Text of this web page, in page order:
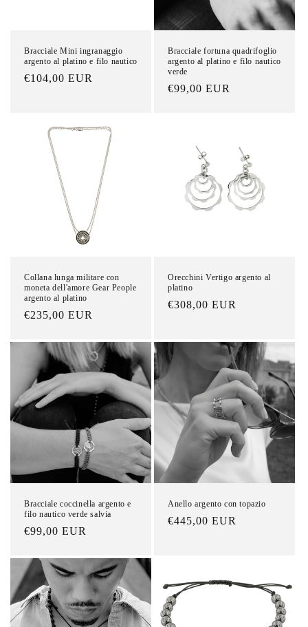
Bracciale Mini ingranaggio
argento al platino e filo nautico
Prezzo
€104,00 EUR
Bracciale fortuna quadrifoglio
argento al platino e filo nautico
verde
Prezzo
€99,00 EUR
Collana lunga militare con
moneta dell'amore Gear People
argento al platino
Prezzo
listino
€235,00 EUR
Orecchini Vertigo argento al
platino
Prezzo
€308,00 EUR
Bracciale coccinella argento e
filo nautico verde salvia
Prezzo
listino
€99,00 EUR
Anello argento con topazio
Prezzo
€445,00 EUR